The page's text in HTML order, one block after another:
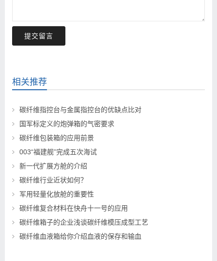
提交留言
相关推荐
碳纤维指控台与金属指控台的优缺点比对
国军标定义的炮弹箱的气密要求
碳纤维包装箱的应用前景
003“福建舰”完成五次海试
新一代扩展方舱的介绍
碳纤维行业近状如何？
军用轻量化放舱的重要性
碳纤维复合材料在快舟十一号的应用
碳纤维箱子的企业浅谈碳纤维模压成型工艺
碳纤维血液箱给你介绍血液的保存和输血